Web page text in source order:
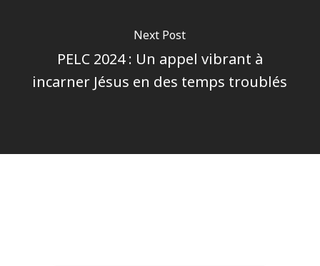
Next Post
PELC 2024 : Un appel vibrant à
incarner Jésus en des temps troublés